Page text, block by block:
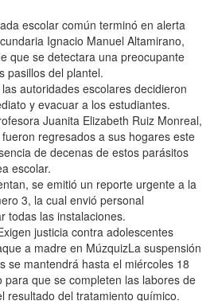
escolar común terminó en alerta
Ignacio Manuel Altamirano,
que se detectara una preocupante
pasillos del plantel.
autoridades escolares decidieron
y evacuar a los estudiantes.
Juanita Elizabeth Ruiz Monreal,
regresados a sus hogares este
de decenas de estos parásitos
escolar.
se emitió un reporte urgente a la
3, la cual envió personal
todas las instalaciones.
justicia contra adolescentes
a madre en MúzquizLa suspensión
se mantendrá hasta el miércoles 18
que se completen las labores de
resultado del tratamiento químico.